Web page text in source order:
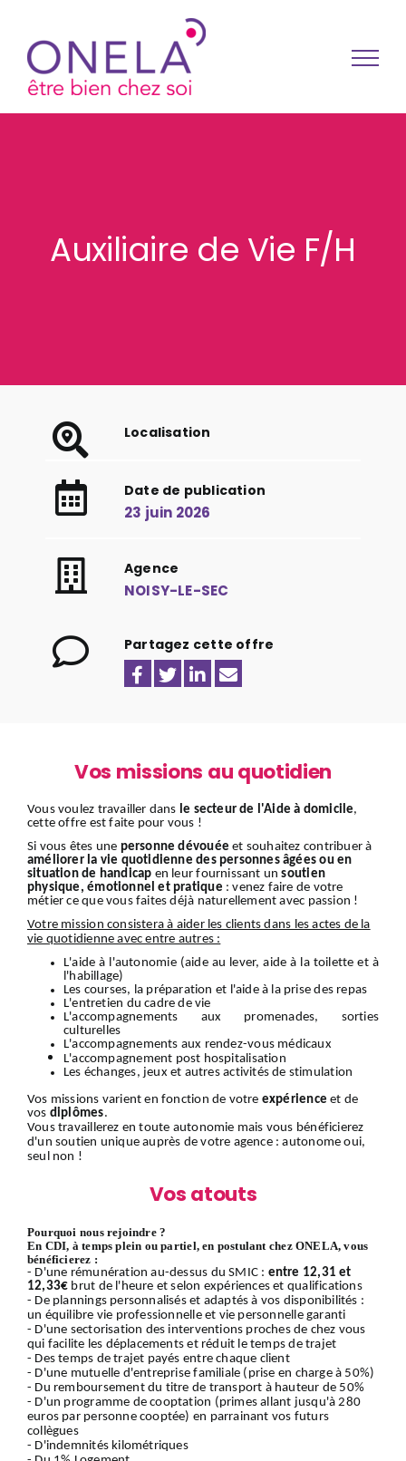
Auxiliaire de Vie F/H
Localisation
Date de publication
23 juin 2026
Agence
NOISY-LE-SEC
Partagez cette offre
Vos missions au quotidien
Vous voulez travailler dans le secteur de l'Aide à domicile,
cette offre est faite pour vous !
Si vous êtes une personne dévouée et souhaitez contribuer à
améliorer la vie quotidienne des personnes âgées ou en
situation de handicap en leur fournissant unsoutien
physique, émotionnel et pratique : venez faire de votre
métier ce que vous faites déjà naturellement avec passion !
Votre mission consistera à aider les clients dans les actes de la
vie quotidienne avec entre autres :
L'aide à l'autonomie (aide au lever, aide à la toilette et à
l'habillage)
Les courses, la préparation et l'aide à la prise des repas
L'entretien du cadre de vie
L'accompagnements aux promenades, sorties
culturelles
L'accompagnements aux rendez-vous médicaux
L'accompagnement post hospitalisation
Les échanges, jeux et autres activités de stimulation
Vos missions varient en fonction de votre expérience et de
vos diplômes.
Vous travaillerez en toute autonomie mais vous bénéficierez
d'un soutien unique auprès de votre agence : autonome oui,
seul non !
Vos atouts
Pourquoi nous rejoindre ?
En CDI, à temps plein ou partiel, en postulant chez ONELA, vous
bénéficierez :
- D'une rémunération au-dessus du SMIC : entre 12,31 et
12,33€ brut de l'heure et selon expériences et qualifications
- De plannings personnalisés et adaptés à vos disponibilités :
un équilibre vie professionnelle et vie personnelle garanti
- D'une sectorisation des interventions proches de chez vous
qui facilite les déplacements et réduit le temps de trajet
- Des temps de trajet payés entre chaque client
- D'une mutuelle d'entreprise familiale (prise en charge à 50%)
- Du remboursement du titre de transport à hauteur de 50%
- D'un programme de cooptation (primes allant jusqu'à 280
euros par personne cooptée) en parrainant vos futurs
collègues
- D'indemnités kilométriques